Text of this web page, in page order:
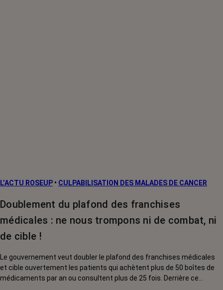
L’ACTU ROSEUP • CULPABILISATION DES MALADES DE CANCER
Doublement du plafond des franchises
médicales : ne nous trompons ni de combat, ni
de cible !
Le gouvernement veut doubler le plafond des franchises médicales
et cible ouvertement les patients qui achètent plus de 50 boîtes de
médicaments par an ou consultent plus de 25 fois. Derrière ce